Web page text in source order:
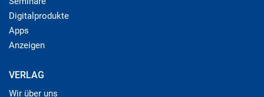
Digitalprodukte
Apps
Anzeigen
VERLAG
Wir über uns